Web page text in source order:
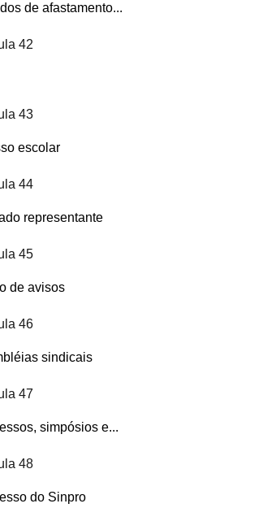
de afastamento...
42
43
escolar
44
representante
45
de avisos
46
sindicais
47
simpósios e...
48
do Sinpro